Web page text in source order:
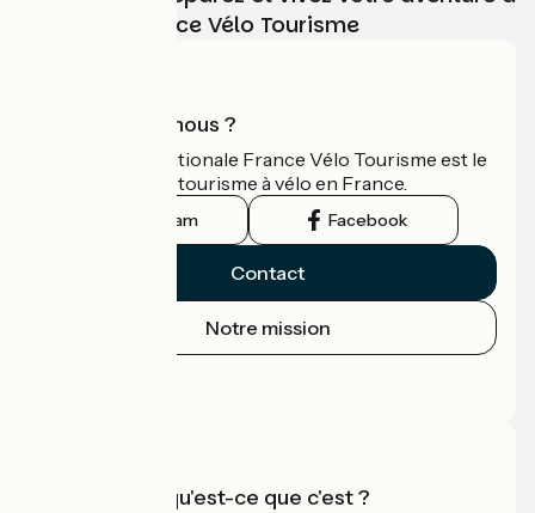
vélo avec France Vélo Tourisme
Qui sommes-nous ?
L'association nationale France Vélo Tourisme est le
guide officiel du tourisme à vélo en France.
Instagram Facebook
Contact
Notre mission
Accueil Vélo qu'est-ce que c'est ?